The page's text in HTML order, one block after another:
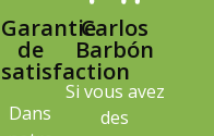
Garantie
de
satisfaction
Dans
Carlos
Barbón
Si vous avez
des